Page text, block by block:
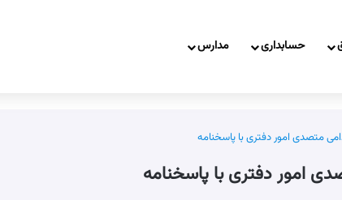
حسابداری مدارس
متصدی امور دفتری با پاسخنامه
امور دفتری با پاسخنامه